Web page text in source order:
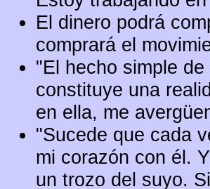
El dinero podrá
comprará el
"El hecho simple
constituye una
en ella, me
"Sucede que cada
mi corazón con él.
un trozo del suyo.